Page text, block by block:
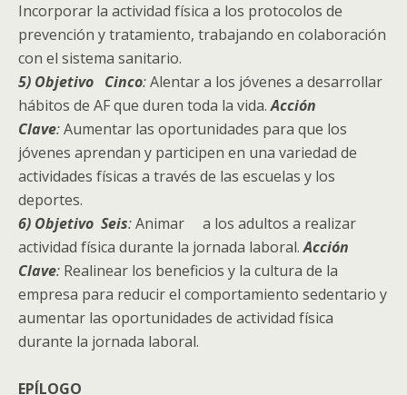
Incorporar la actividad física a los protocolos de
prevención y tratamiento, trabajando en colaboración
con el sistema sanitario.
5) Objetivo Cinco:Alentar a los jóvenes a desarrollar
hábitos de AF que duren toda la vida.Acción
Clave:Aumentar las oportunidades para que los
jóvenes aprendan y participen en una variedad de
actividades físicas a través de las escuelas y los
deportes.
6) Objetivo Seis:Animar a los adultos a realizar
actividad física durante la jornada laboral.Acción
Clave: Realinear los beneficios y la cultura de la
empresa para reducir el comportamiento sedentario y
aumentar las oportunidades de actividad física
durante la jornada laboral.
EPÍLOGO